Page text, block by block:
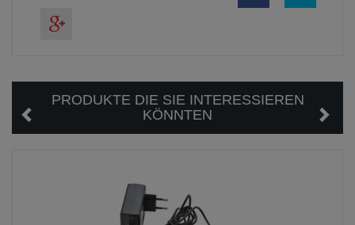
PRODUKTE DIE SIE INTERESSIEREN
KÖNNTEN